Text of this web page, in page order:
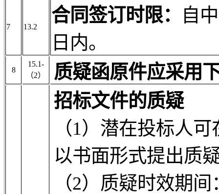
7 13.2
合同签订时限：
自
日内。
8
15.1-
（2） 质疑函原件应采用
招标文件的质疑
（1）潜在投标人
以书面形式提出质
（2）质疑时效期